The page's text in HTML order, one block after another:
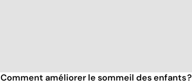
Comment améliorer le sommeil des enfants ?